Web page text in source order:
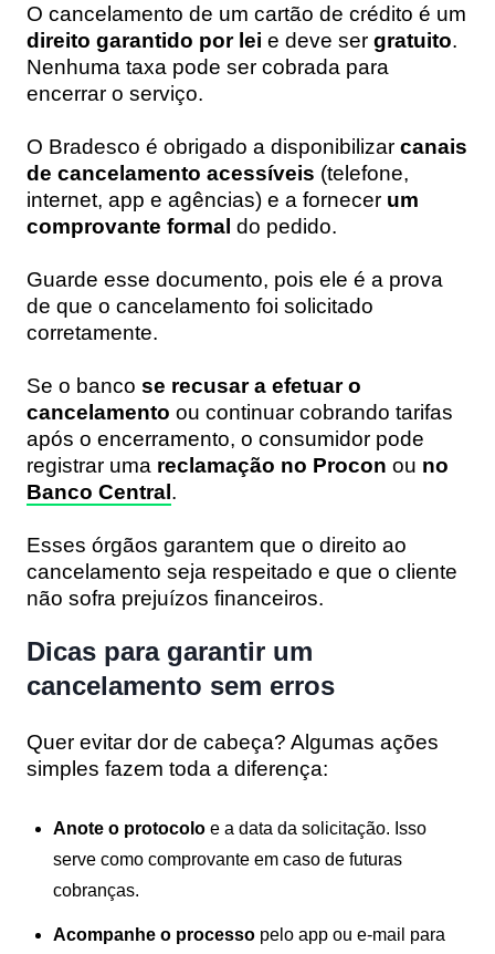
O cancelamento de um cartão de crédito é um
direito garantido por lei e deve ser gratuito.
Nenhuma taxa pode ser cobrada para
encerrar o serviço.
O Bradesco é obrigado a disponibilizar canais
de cancelamento acessíveis (telefone,
internet, app e agências) e a fornecer um
comprovante formal do pedido.
Guarde esse documento, pois ele é a prova
de que o cancelamento foi solicitado
corretamente.
Se o banco se recusar a efetuar o
cancelamento ou continuar cobrando tarifas
após o encerramento, o consumidor pode
registrar uma reclamação no Procon ou no
Banco Central.
Esses órgãos garantem que o direito ao
cancelamento seja respeitado e que o cliente
não sofra prejuízos financeiros.
Dicas para garantir um
cancelamento sem erros
Quer evitar dor de cabeça? Algumas ações
simples fazem toda a diferença:
Anote o protocolo e a data da solicitação. Isso
serve como comprovante em caso de futuras
cobranças.
Acompanhe o processo pelo app ou e-mail para